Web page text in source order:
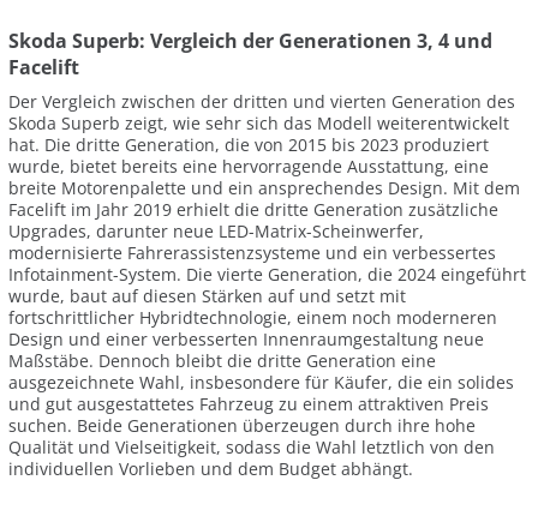
Skoda Superb: Vergleich der Generationen 3, 4 und
Facelift
Der Vergleich zwischen der dritten und vierten Generation des
Skoda Superb zeigt, wie sehr sich das Modell weiterentwickelt
hat. Die dritte Generation, die von 2015 bis 2023 produziert
wurde, bietet bereits eine hervorragende Ausstattung, eine
breite Motorenpalette und ein ansprechendes Design. Mit dem
Facelift im Jahr 2019 erhielt die dritte Generation zusätzliche
Upgrades, darunter neue LED-Matrix-Scheinwerfer,
modernisierte Fahrerassistenzsysteme und ein verbessertes
Infotainment-System. Die vierte Generation, die 2024 eingeführt
wurde, baut auf diesen Stärken auf und setzt mit
fortschrittlicher Hybridtechnologie, einem noch moderneren
Design und einer verbesserten Innenraumgestaltung neue
Maßstäbe. Dennoch bleibt die dritte Generation eine
ausgezeichnete Wahl, insbesondere für Käufer, die ein solides
und gut ausgestattetes Fahrzeug zu einem attraktiven Preis
suchen. Beide Generationen überzeugen durch ihre hohe
Qualität und Vielseitigkeit, sodass die Wahl letztlich von den
individuellen Vorlieben und dem Budget abhängt.